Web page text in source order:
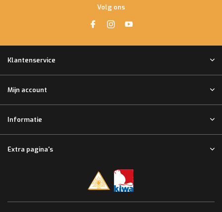
Volg ons
Klantenservice
Mijn account
Informatie
Extra pagina's